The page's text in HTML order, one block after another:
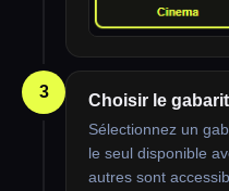
3 Choisir le gabarit
Sélectionnez un
le seul disponible
autres sont